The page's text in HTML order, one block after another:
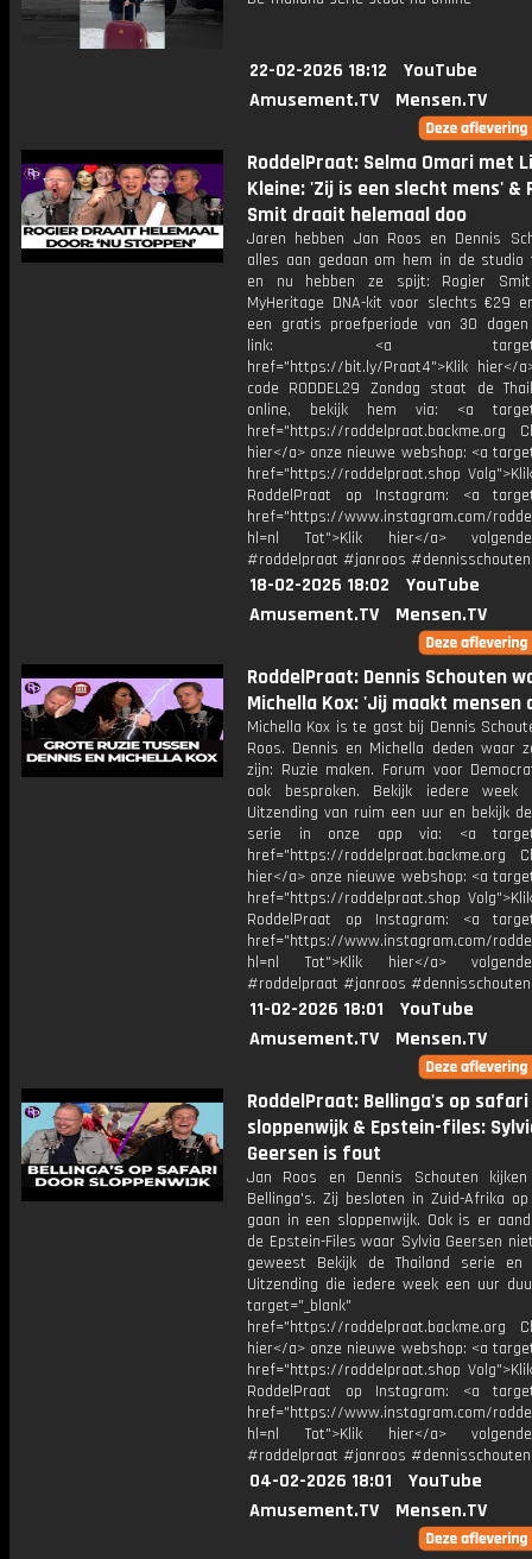
22-02-2026 18:12
YouTube
Amusement.TV
Mensen.TV
RoddelPraat: Selma Omari met
Kleine: 'Zij is een slecht mens' &
Smit draait helemaal doo
Jaren hebben Jan Roos en Dennis
alles aan gedaan om hem in de studio
en nu hebben ze spijt: Rogier
MyHeritage DNA-kit voor slechts €29
een gratis proefperiode van 30
link: <a
href="https://bit.ly/Praat4">Klik hier</
code RODDEL29 Zondag staat de
online, bekijk hem via: <a
href="https://roddelpraat.backme.org
hier</a> onze nieuwe webshop: <a
href="https://roddelpraat.shop
RoddelPraat op Instagram: <a
href="https://www.instagram.com/
hl=nl Tot">Klik hier</a>
#roddelpraat #janroos #dennisschouten
18-02-2026 18:02
YouTube
Amusement.TV
Mensen.TV
RoddelPraat: Dennis Schouten
Michella Kox: 'Jij maakt mensen
Michella Kox is te gast bij Dennis
Roos. Dennis en Michella deden waar
zijn: Ruzie maken. Forum voor
ook besproken. Bekijk iedere week
Uitzending van ruim een uur en bekijk
serie in onze app via: <a
href="https://roddelpraat.backme.org
hier</a> onze nieuwe webshop: <a
href="https://roddelpraat.shop
RoddelPraat op Instagram: <a
href="https://www.instagram.com/
hl=nl Tot">Klik hier</a>
#roddelpraat #janroos #dennisschouten
11-02-2026 18:01
YouTube
Amusement.TV
Mensen.TV
RoddelPraat: Bellinga's op
sloppenwijk & Epstein-files:
Geersen is fout
Jan Roos en Dennis Schouten
Bellinga's. Zij besloten in Zuid-Afrika
gaan in een sloppenwijk. Ook is er
de Epstein-Files waar Sylvia Geersen
geweest Bekijk de Thailand serie
Uitzending die iedere week een uur
target="_blank"
href="https://roddelpraat.backme.org
hier</a> onze nieuwe webshop: <a
href="https://roddelpraat.shop
RoddelPraat op Instagram: <a
href="https://www.instagram.com/
hl=nl Tot">Klik hier</a>
#roddelpraat #janroos #dennisschouten
04-02-2026 18:01
YouTube
Amusement.TV
Mensen.TV